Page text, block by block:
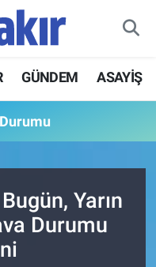
GÜNDEM ASAYİŞ
Yarın
Durumu
Fikstür